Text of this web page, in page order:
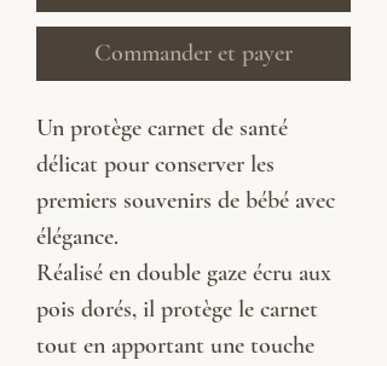
Commander et payer
Un protège carnet de santé
délicat pour conserver les
premiers souvenirs de bébé avec
élégance.
Réalisé en double gaze écru aux
pois dorés, il protège le carnet
tout en apportant une touche